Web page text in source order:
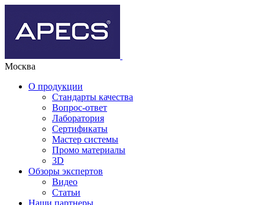
Москва
О продукции
Стандарты качества
Вопрос-ответ
Лаборатория
Сертификаты
Мастер системы
Промо материалы
3D
Обзоры экспертов
Видео
Статьи
Наши партнеры